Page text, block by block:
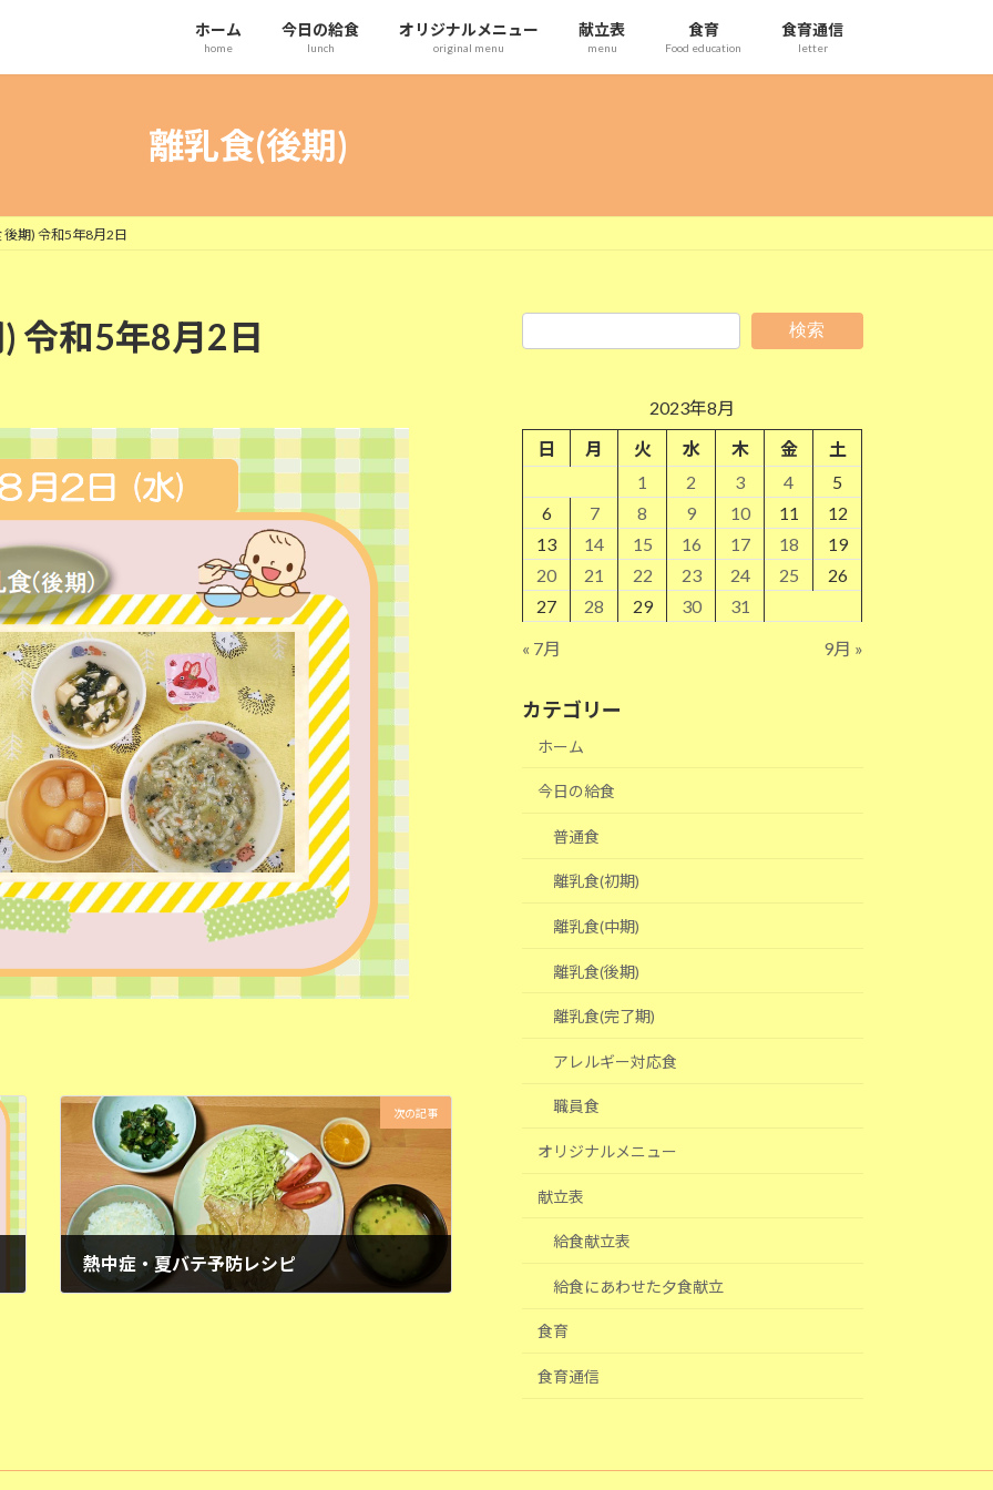
ホーム
home
今日の給食
lunch
オリジナルメニュー
original menu
献立表
menu
食育
Food education
食育通信
letter
離乳食(後期)
期) 令和5年8月2日
令和5年8月2日
次の記事
熱中症・夏バテ予防レシピ
検索
2023年8月
日
月 火 水 木 金
土
1
2 3 4
5
6
7 8 9 10 11
12
13
14 15 16 17 18
19
20
21 22 23 24 25
26
27
28 29 30 31
« 7月 9月 »
カテゴリー
ホーム
今日の給食
普通食
離乳食(初期)
離乳食(中期)
離乳食(後期)
離乳食(完了期)
アレルギー対応食
職員食
オリジナルメニュー
献立表
給食献立表
給食にあわせた夕食献立
食育
食育通信